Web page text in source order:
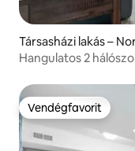
Társasházi lakás –
Hangulatos 2
Vendégfavorit
Vendégfavorit